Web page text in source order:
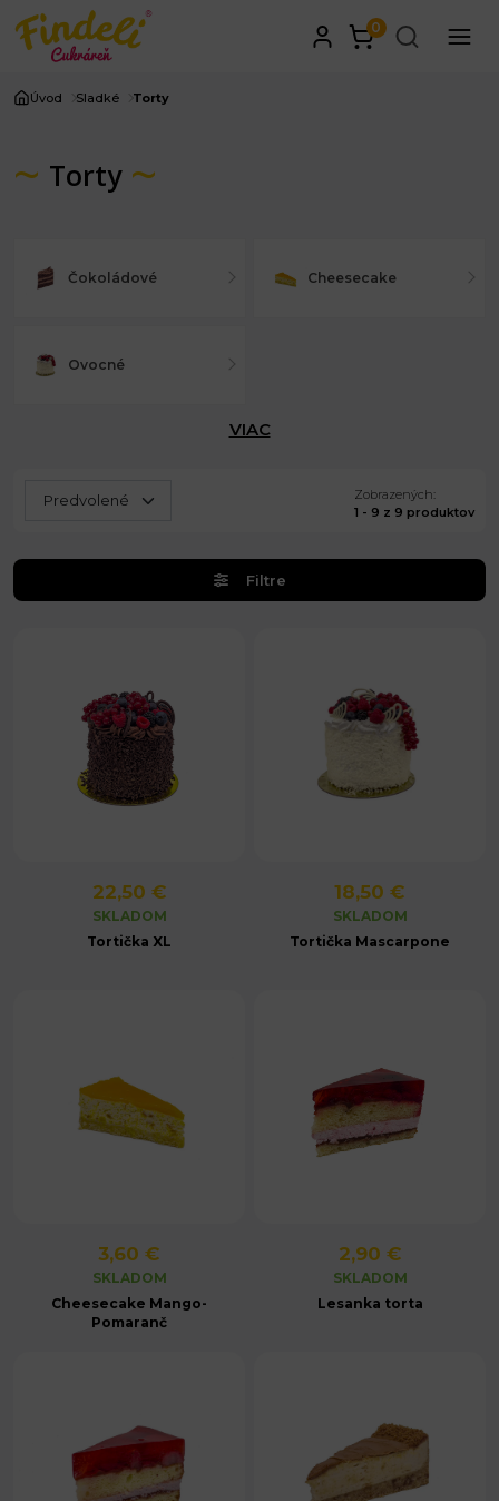
0
Úvod Sladké Torty
Torty
Čokoládové Cheesecake
Ovocné
VIAC
Zobrazených:
1 - 9 z 9 produktov
Filtre
22,50 €
SKLADOM
Tortička XL
18,50 €
SKLADOM
Tortička Mascarpone
3,60 €
SKLADOM
Cheesecake Mango-
Pomaranč
2,90 €
SKLADOM
Lesanka torta